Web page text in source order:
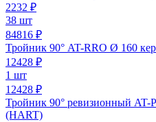
2232 ₽
38 шт
84816 ₽
Тройник 90° AT-RRO Ø 160
12428 ₽
1 шт
12428 ₽
Тройник 90° ревизионный AT-
(HART)